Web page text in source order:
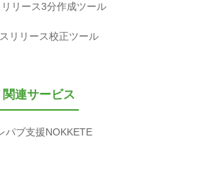
リース3分作成ツール
リリース校正ツール
関連サービス
パブ支援NOKKETE